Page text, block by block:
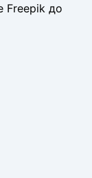
Freepik до